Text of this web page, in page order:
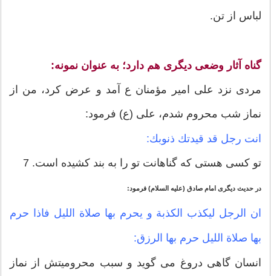
لباس از تن.
گناه آثار وضعی دیگری هم دارد؛ به عنوان نمونه:
مردى نزد على امیر مؤمنان ع آمد و عرض كرد، من از
نماز شب محروم شدم، على (ع) فرمود:
انت رجل قد قیدتك ذنوبك:
تو كسى هستى كه گناهانت تو را به بند كشیده است. 7
در حدیث دیگرى امام صادق (علیه السلام) فرمود:
ان الرجل لیكذب الكذبة و یحرم بها صلاة اللیل فاذا حرم
بها صلاة اللیل حرم بها الرزق:
انسان گاهى دروغ مى ‏گوید و سبب محرومیتش از نماز